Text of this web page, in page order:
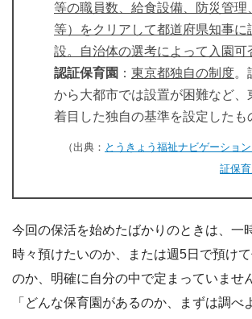
等の職員数、給食設備、防災管理
等）をクリアして都道府県知事に
設。自治体の選考によって入園可
認証保育園 ： 東京都独自の制度。
から大都市では設置が困難など、
着目した独自の基準を設定したも
（出典： とうきょう福祉ナビゲーショ
証保育
今回の保活を始めたばかりのときは、一
時々預けたいのか、または週5日で預け
のか、明確に自分の中で定まっていませ
「どんな保育園があるのか、まずは調べ